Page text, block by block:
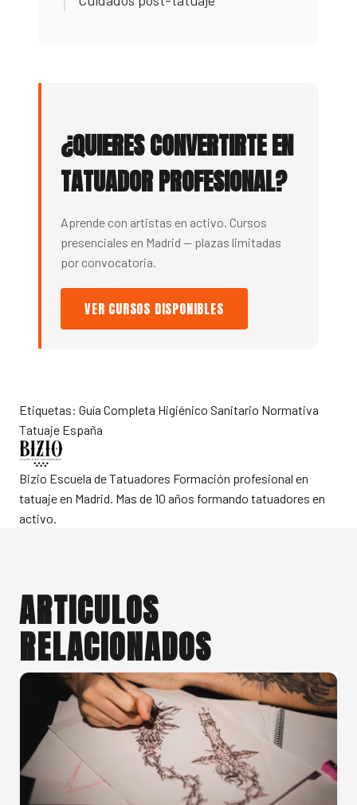
¿QUIERES CONVERTIRTE EN
TATUADOR PROFESIONAL?
Aprende con artistas en activo. Cursos
presenciales en Madrid — plazas limitadas
por convocatoria.
VER CURSOS DISPONIBLES
Etiquetas: Guía Completa Higiénico Sanitario Normativa
Tatuaje España
Bizio Escuela de Tatuadores Formación profesional en
tatuaje en Madrid. Mas de 10 años formando tatuadores en
activo.
ARTICULOS
RELACIONADOS